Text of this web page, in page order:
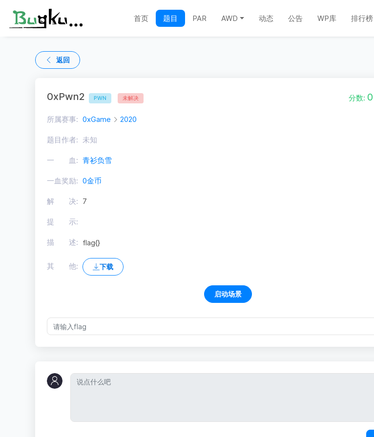
首页 题目 PAR AWD 动态 公告 WP库 排行榜
返回
0xPwn2 PWN 未解决 分数: 0
所属赛事: 0xGame 2020
题目作者: 未知
一 血: 青衫负雪
一血奖励: 0金币
解 决: 7
提 示:
描 述: flag{}
其 他: 下载
启动场景